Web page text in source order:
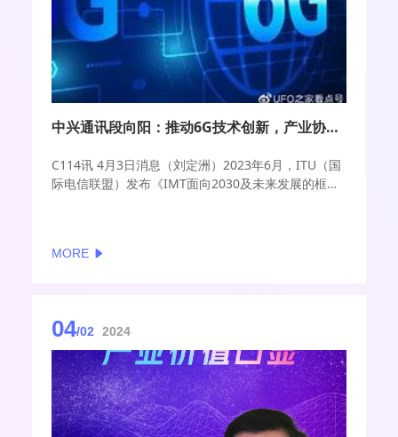
中兴通讯段向阳：推动6G技术创新，产业协作至关重要
C114讯 4月3日消息（刘定洲）2023年6月，ITU（国
际电信联盟）发布《IMT面向2030及未来发展的框架
业向“万物智联，数字孪生”迈进。
MORE
04/02 2024